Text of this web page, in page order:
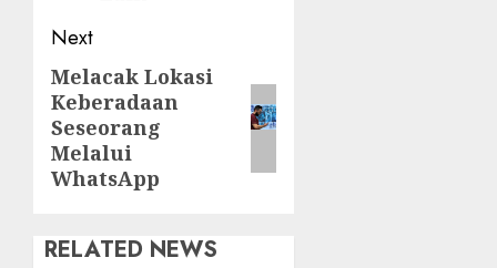
Next
Next
post:
Melacak Lokasi
Keberadaan
Seseorang
Melalui
WhatsApp
RELATED NEWS